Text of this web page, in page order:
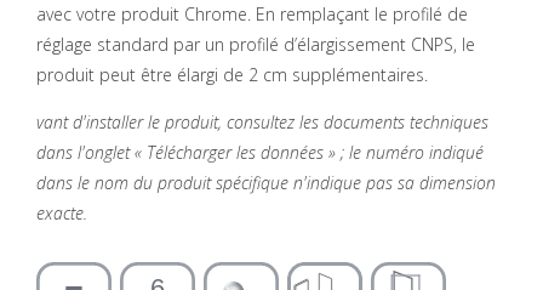
avec votre produit Chrome. En remplaçant le profilé de
réglage standard par un profilé d’élargissement CNPS, le
produit peut être élargi de 2 cm supplémentaires.
vant d'installer le produit, consultez les documents techniques
dans l'onglet « Télécharger les données » ; le numéro indiqué
dans le nom du produit spécifique n'indique pas sa dimension
exacte.